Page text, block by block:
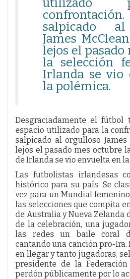
utilizado
salpicado
James
lejos el pasado
la selección
Irlanda se vio
la polémica.
Desgraciadamente el fútbol
espacio utilizado para la
salpicado al orgulloso
lejos el pasado mes octubre
de Irlanda se vio envuelta en
Las futbolistas irlandesas
histórico para su país. Se
vez para un Mundial
las selecciones que compita
de Australia y Nueva Zelanda
de la celebración, una
las redes un baile coral
cantando una canción pro-Ira.
en llegar y tanto jugadoras,
presidente de la
perdón públicamente por lo